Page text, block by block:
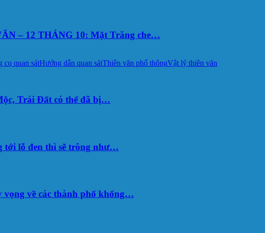
– 12 THÁNG 10: Mặt Trăng che…
cụ quan sátHướng dẫn quan sátThiên văn phổ thôngVật lý thiên văn
Trái Đất có thể đã bị…
tới lỗ đen thì sẽ trông như…
vọng về các thành phố khổng…